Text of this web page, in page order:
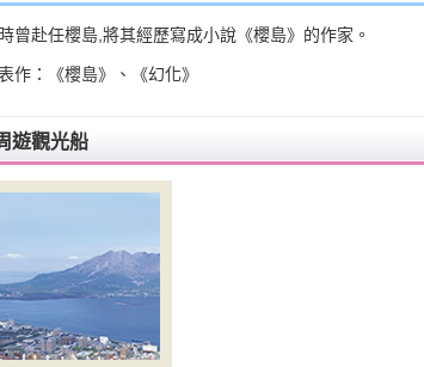
曾赴任櫻島,將其經歷寫成小說《櫻島》的作家。
作：《櫻島》、《幻化》
遊觀光船